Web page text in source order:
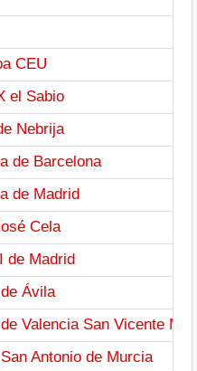
CEU
el Sabio
Nebrija
de Barcelona
de Madrid
Cela
de Madrid
Ávila
Valencia San Vicente
Antonio de Murcia